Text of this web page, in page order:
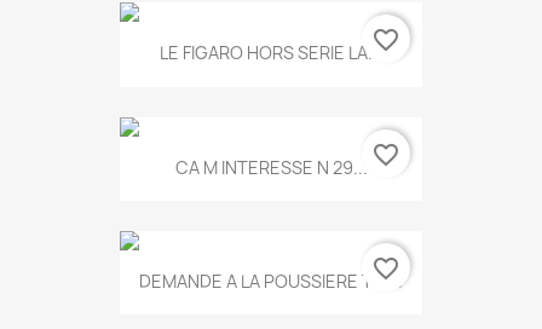
LE FIGARO HORS SERIE LA...favorite_border
CA M INTERESSE N 29... favorite_border
DEMANDE A LA POUSSIERE T.778
favorite_border